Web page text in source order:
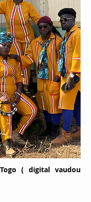
( digital vaudou